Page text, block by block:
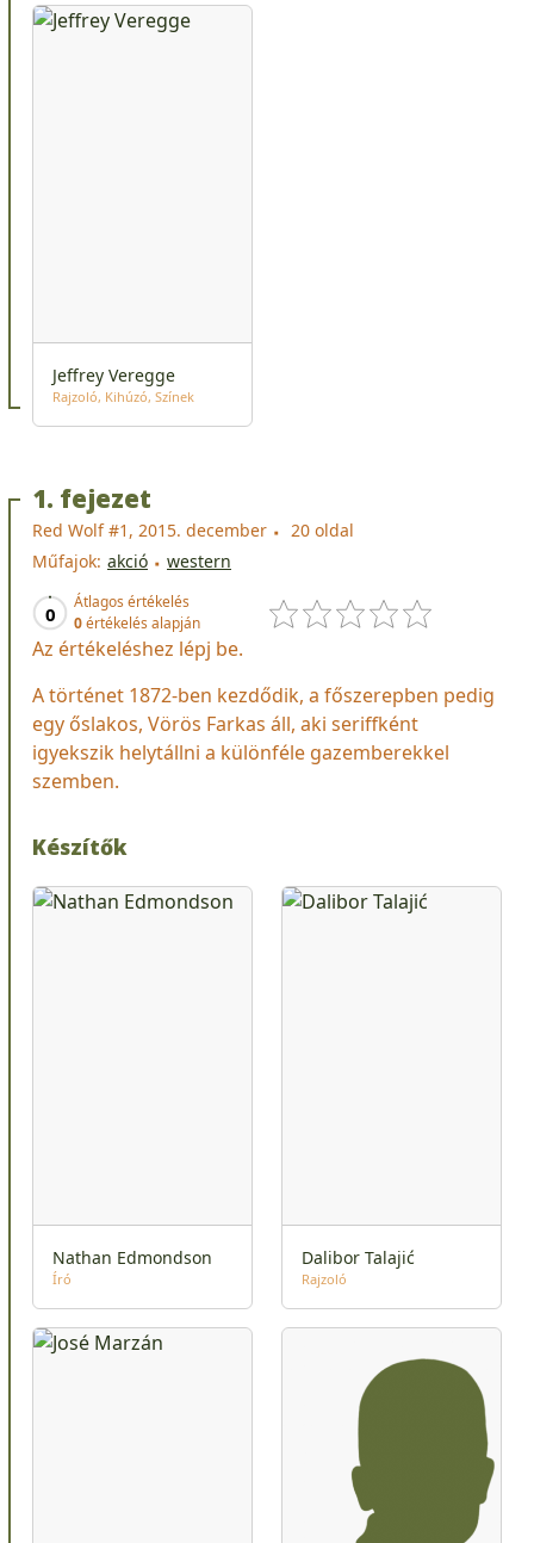
Jeffrey Veregge
Rajzoló Kihúzó Színek
1. fejezet
Red Wolf #1, 2015. december
20 oldal
Műfajok: akció western
0
Átlagos értékelés
0értékelés alapján
Az értékeléshez lépj be.
A történet 1872-ben kezdődik, a főszerepben pedig
egy őslakos, Vörös Farkas áll, aki seriffként
igyekszik helytállni a különféle gazemberekkel
szemben.
Készítők
Nathan Edmondson
Író
Dalibor Talajić
Rajzoló